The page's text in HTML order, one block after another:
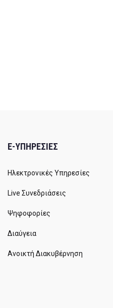
E-ΥΠΗΡΕΣΙΕΣ
Ηλεκτρονικές Υπηρεσίες
Live Συνεδριάσεις
Ψηφοφορίες
Διαύγεια
Ανοικτή Διακυβέρνηση